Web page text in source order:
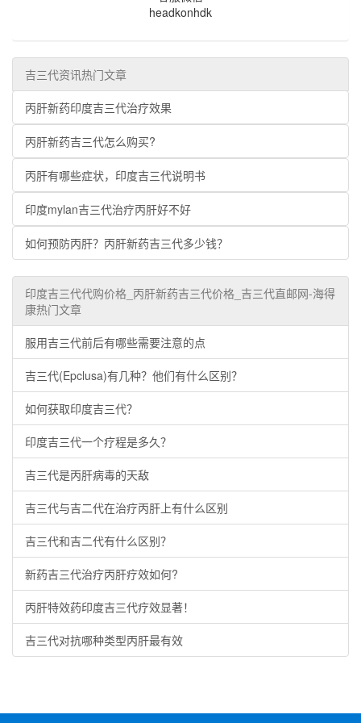
headkonhdk
吉三代资讯热门文章
丙肝新药印度吉三代治疗效果
丙肝新药吉三代怎么购买?
丙肝有哪些症状，印度吉三代说明书
印度mylan吉三代治疗丙肝好不好
如何预防丙肝？丙肝新药吉三代多少钱？
印度吉三代代购价格_丙肝新药吉三代价格_吉三代直邮网-海得
康热门文章
服用吉三代前后有哪些需要注意的点
吉三代(Epclusa)有几种？他们有什么区别？
如何获取印度吉三代？
印度吉三代一个疗程是多久？
吉三代是丙肝病毒的天敌
吉三代与吉二代在治疗丙肝上有什么区别
吉三代和吉二代有什么区别？
新药吉三代治疗丙肝疗效如何?
丙肝特效药印度吉三代疗效显著！
吉三代对抗哪种类型丙肝最有效